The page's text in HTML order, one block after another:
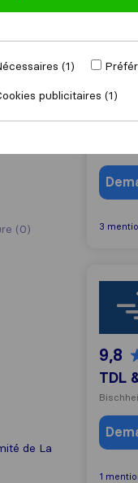
(0)
de La
9,4
3
TDL
9,8
TDL
1
(1)
publicitaires (1)